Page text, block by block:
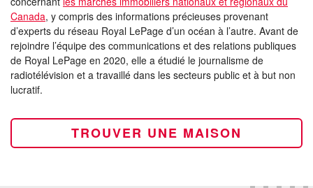
Canada, y compris des informations précieuses provenant
d’experts du réseau Royal LePage d’un océan à l’autre. Avant de
rejoindre l’équipe des communications et des relations publiques
de Royal LePage en 2020, elle a étudié le journalisme de
radiotélévision et a travaillé dans les secteurs public et à but non
lucratif.
TROUVER UNE MAISON